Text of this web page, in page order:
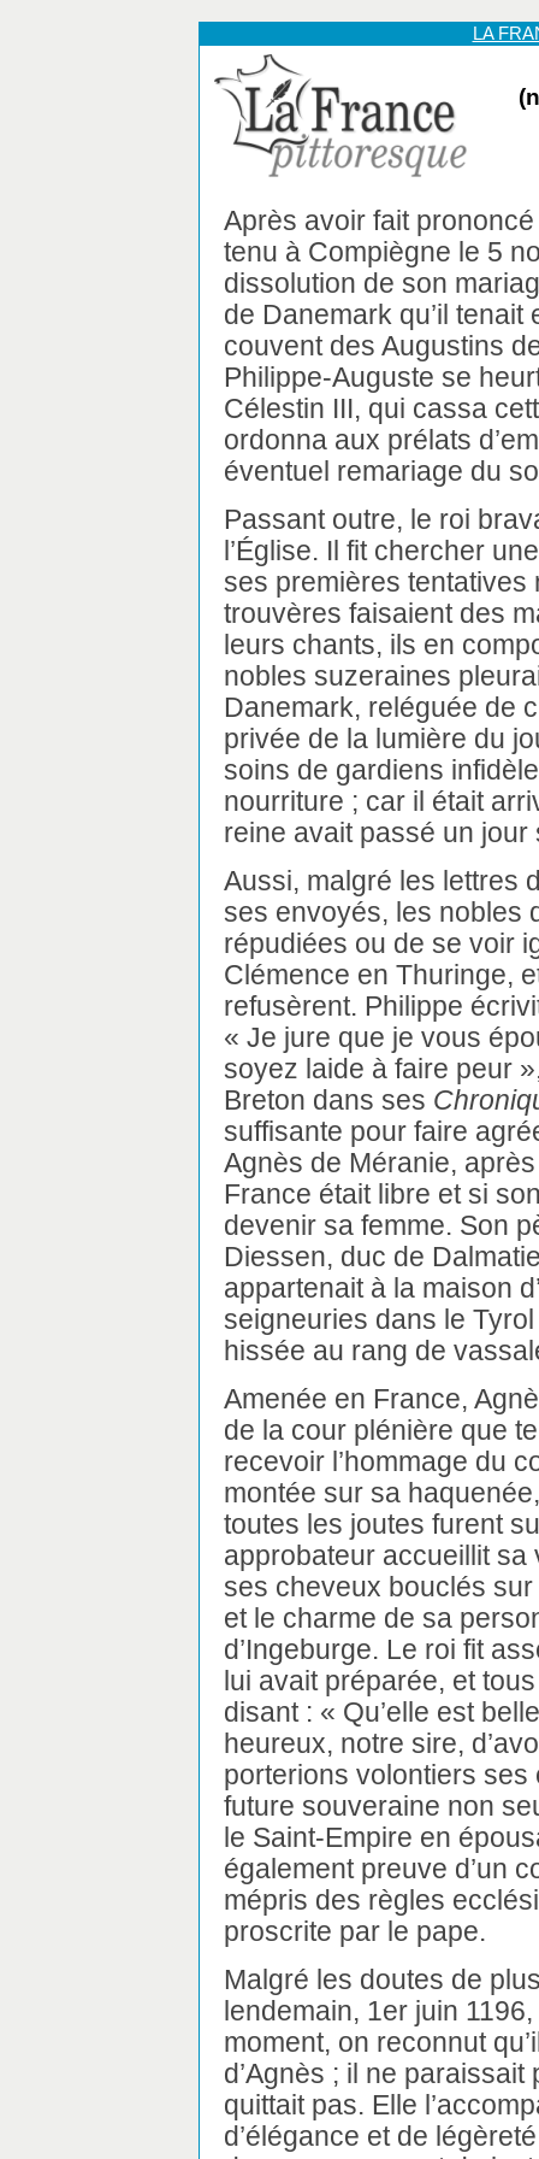
LA
Après avoir fait
tenu à Compiègne le 5
dissolution de son
de Danemark qu’il tenait
couvent des Augustins
Philippe-Auguste se
Célestin III, qui cassa
ordonna aux prélats
éventuel remariage du
Passant outre, le roi
l’Église. Il fit chercher
ses premières tentatives
trouvères faisaient des
leurs chants, ils en
nobles suzeraines
Danemark, reléguée de
privée de la lumière du
soins de gardiens
nourriture ; car il était
reine avait passé un jour
Aussi, malgré les lettres
ses envoyés, les nobles
répudiées ou de se voir
Clémence en Thuringe,
refusèrent. Philippe
« Je jure que je vous
soyez laide à faire peur
Breton dans ses
suffisante pour faire
Agnès de Méranie,
France était libre et si
devenir sa femme. Son
Diessen, duc de
appartenait à la maison
seigneuries dans le
hissée au rang de
Amenée en France,
de la cour plénière que
recevoir l’hommage du
montée sur sa
toutes les joutes furent
approbateur accueillit
ses cheveux bouclés sur
et le charme de sa
d’Ingeburge. Le roi fit
lui avait préparée, et
disant : « Qu’elle est
heureux, notre sire,
porterions volontiers ses
future souveraine non
le Saint-Empire en
également preuve d’un
mépris des règles
proscrite par le pape.
Malgré les doutes de
lendemain, 1er juin
moment, on reconnut
d’Agnès ; il ne
quittait pas. Elle
d’élégance et de